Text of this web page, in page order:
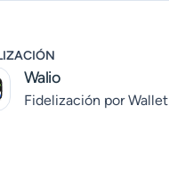
Walio
Fidelización por Wallet